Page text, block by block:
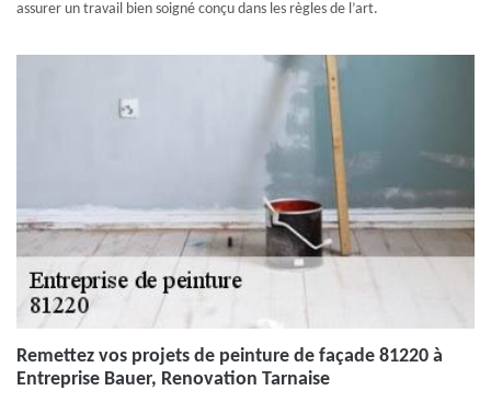
assurer un travail bien soigné conçu dans les règles de l’art.
Remettez vos projets de peinture de façade 81220 à
Entreprise Bauer, Renovation Tarnaise